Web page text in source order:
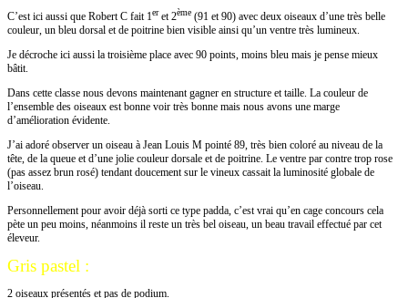
C’est ici aussi que Robert C fait 1er et 2ème (91 et 90) avec deux oiseaux d’une très belle
couleur, un bleu dorsal et de poitrine bien visible ainsi qu’un ventre très lumineux.
Je décroche ici aussi la troisième place avec 90 points, moins bleu mais je pense mieux
bâtit.
Dans cette classe nous devons maintenant gagner en structure et taille. La couleur de
l’ensemble des oiseaux est bonne voir très bonne mais nous avons une marge
d’amélioration évidente.
J’ai adoré observer un oiseau à Jean Louis M pointé 89, très bien coloré au niveau de la
tête, de la queue et d’une jolie couleur dorsale et de poitrine. Le ventre par contre trop rose
(pas assez brun rosé) tendant doucement sur le vineux cassait la luminosité globale de
l’oiseau.
Personnellement pour avoir déjà sorti ce type padda, c’est vrai qu’en cage concours cela
pète un peu moins, néanmoins il reste un très bel oiseau, un beau travail effectué par cet
éleveur.
Gris pastel :
2 oiseaux présentés et pas de podium.